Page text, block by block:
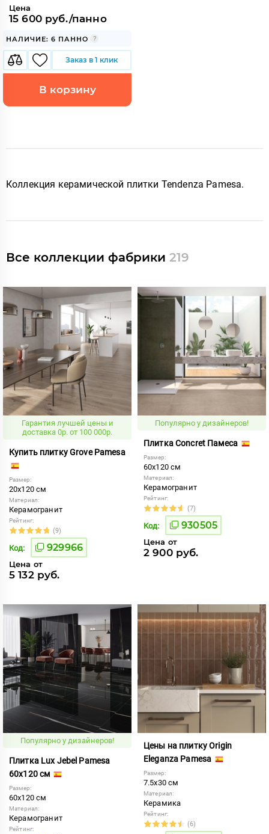
Цена
15 600 руб./панно
НАЛИЧИЕ: 6 ПАННО
Заказ в 1 клик
В корзину
Коллекция керамической плитки Tendenza Pamesa.
Все коллекции фабрики 219
Гарантия лучшей цены и
доставка 0р. от 100 000р.
Купить плитку Grove Pamesa
Размер:
20x120 см
Материал:
Керамогранит
Рейтинг:
(9)
Код: 929966
Цена от
5 132 руб.
Популярно у дизайнеров!
Плитка Concret Памеса
Размер:
60x120 см
Материал:
Керамогранит
Рейтинг:
(7)
Код: 930505
Цена от
2 900 руб.
Популярно у дизайнеров!
Плитка Lux Jebel Pamesa
60x120 см
Размер:
60x120 см
Материал:
Керамогранит
Рейтинг:
Цены на плитку Origin
Eleganza Pamesa
Размер:
7.5x30 см
Материал:
Керамика
Рейтинг:
(6)